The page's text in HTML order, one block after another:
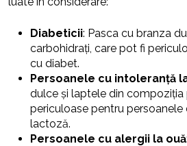
Diabeticii: Pasca cu branza
carbohidrați, care pot fi
cu diabet.
Persoanele cu intoleranță
dulce și laptele din compoziția
periculoase pentru persoanele
lactoză.
Persoanele cu alergii la ouă